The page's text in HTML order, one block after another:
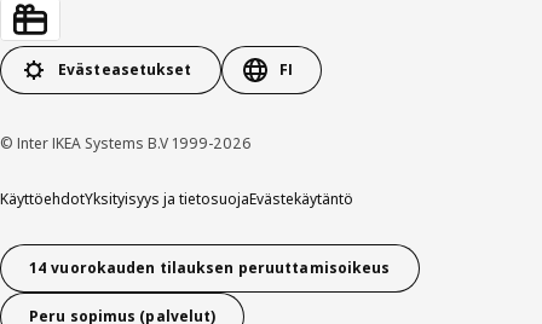
Evästeasetukset FI
© Inter IKEA Systems B.V 1999-2026
KäyttöehdotYksityisyys ja tietosuojaEvästekäytäntö
14 vuorokauden tilauksen peruuttamisoikeus
Peru sopimus (palvelut)